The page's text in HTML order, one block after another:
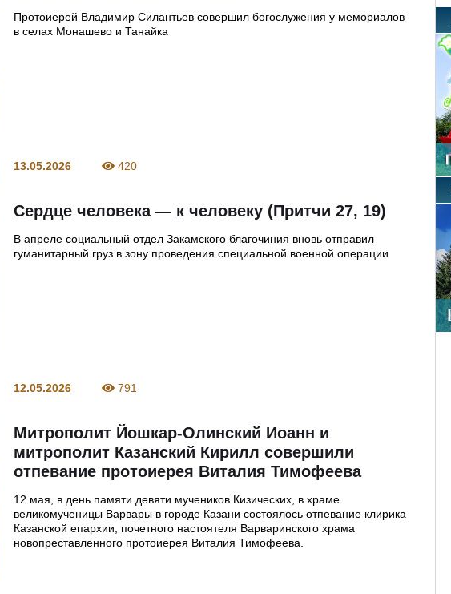
Протоиерей Владимир Силантьев совершил богослужения у мемориалов
в селах Монашево и Танайка
13.05.2026 420
Сердце человека — к человеку (Притчи 27, 19)
В апреле социальный отдел Закамского благочиния вновь отправил
гуманитарный груз в зону проведения специальной военной операции
12.05.2026 791
Митрополит Йошкар-Олинский Иоанн и
митрополит Казанский Кирилл совершили
отпевание протоиерея Виталия Тимофеева
12 мая, в день памяти девяти мучеников Кизических, в храме
великомученицы Варвары в городе Казани состоялось отпевание клирика
Казанской епархии, почетного настоятеля Варваринского храма
новопреставленного протоиерея Виталия Тимофеева.